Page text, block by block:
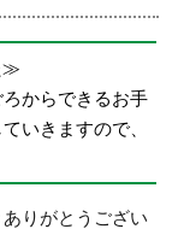
≫
からできるお手
いきますので、
りがとうござい